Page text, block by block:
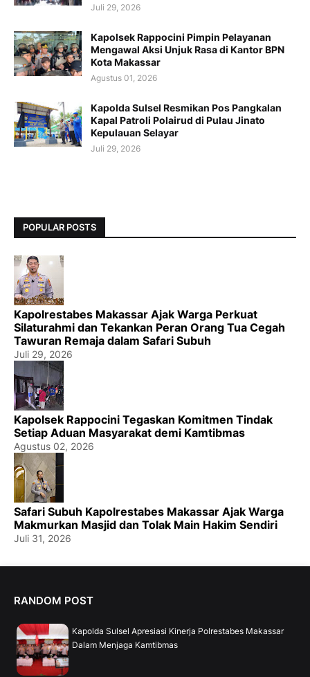
Juli 29, 2026
Kapolsek Rappocini Pimpin Pelayanan
Mengawal Aksi Unjuk Rasa di Kantor BPN
Kota Makassar
Agustus 01, 2026
Kapolda Sulsel Resmikan Pos Pangkalan
Kapal Patroli Polairud di Pulau Jinato
Kepulauan Selayar
Juli 29, 2026
POPULAR POSTS
Kapolrestabes Makassar Ajak Warga Perkuat
Silaturahmi dan Tekankan Peran Orang Tua Cegah
Tawuran Remaja dalam Safari Subuh
Juli 29, 2026
Kapolsek Rappocini Tegaskan Komitmen Tindak
Setiap Aduan Masyarakat demi Kamtibmas
Agustus 02, 2026
Safari Subuh Kapolrestabes Makassar Ajak Warga
Makmurkan Masjid dan Tolak Main Hakim Sendiri
Juli 31, 2026
RANDOM POST
Kapolda Sulsel Apresiasi Kinerja Polrestabes Makassar
Dalam Menjaga Kamtibmas